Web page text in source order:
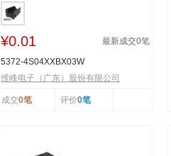
¥0.01 最新成交0笔
5372-4S04XXBX03W
维峰电子（广东）股份有限公司
成交0笔 评价0笔